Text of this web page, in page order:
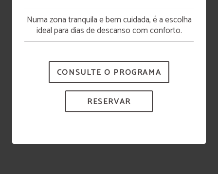
Abertura da piscina
A piscina estará disponível a partir de 15 de junho.
Numa zona tranquila e bem cuidada, é a escolha
ideal para dias de descanso com conforto.
CONSULTE O PROGRAMA
RESERVAR